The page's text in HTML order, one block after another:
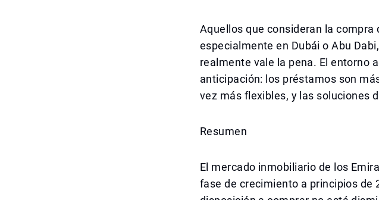
Aquellos que consideran la
especialmente en Dubái o Abu
realmente vale la pena. El entorno
anticipación: los préstamos son
vez más flexibles, y las soluciones
Resumen
El mercado inmobiliario de los
fase de crecimiento a principios de